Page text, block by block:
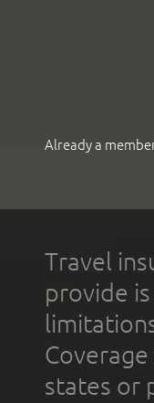
Already a
Travel
provide
states or